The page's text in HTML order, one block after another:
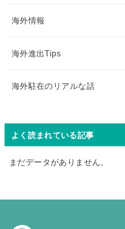
海外情報
海外進出Tips
海外駐在のリアルな話
よく読まれている記事
まだデータがありません。